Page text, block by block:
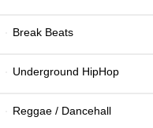
Break Beats
Underground HipHop
Reggae / Dancehall